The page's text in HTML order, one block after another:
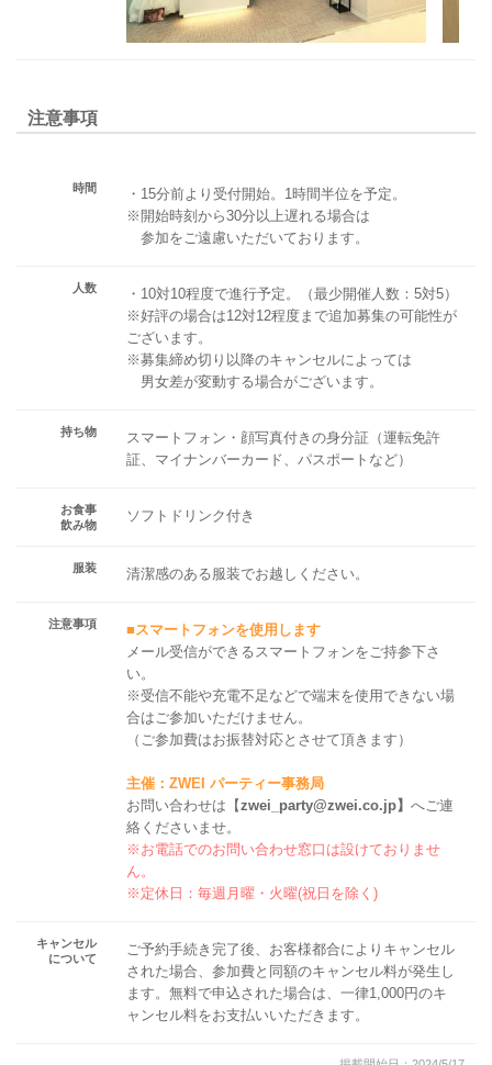
注意事項
時間
・15分前より受付開始。1時間半位を予定。
※開始時刻から30分以上遅れる場合は
参加をご遠慮いただいております。
人数
・10対10程度で進行予定。（最少開催人数：5対5）
※好評の場合は12対12程度まで追加募集の可能性が
ございます。
※募集締め切り以降のキャンセルによっては
男女差が変動する場合がございます。
持ち物
スマートフォン・顔写真付きの身分証（運転免許
証、マイナンバーカード、パスポートなど）
お食事
飲み物
ソフトドリンク付き
服装 清潔感のある服装でお越しください。
注意事項
■スマートフォンを使用します
メール受信ができるスマートフォンをご持参下さ
い。
※受信不能や充電不足などで端末を使用できない場
合はご参加いただけません。
（ご参加費はお振替対応とさせて頂きます）
主催：ZWEI パーティー事務局
お問い合わせは【zwei_party@zwei.co.jp】 へご連
絡くださいませ。
※お電話でのお問い合わせ窓口は設けておりませ
ん。
※定休日：毎週月曜・火曜(祝日を除く)
キャンセル
について
ご予約手続き完了後、お客様都合によりキャンセル
された場合、参加費と同額のキャンセル料が発生し
ます。無料で申込された場合は、一律1,000円のキ
ャンセル料をお支払いいただきます。